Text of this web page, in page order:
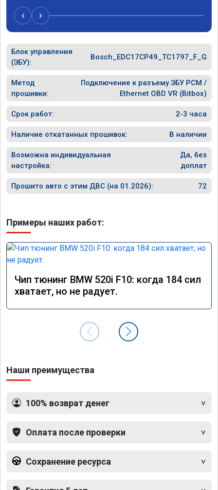
‹ ›
Блок управления
(ЭБУ):
Bosch_EDC17CP49_TC1797_F_G
Метод
прошивки:
Подключение к разъему ЭБУ PCM /
Ethernet OBD VR (Bitbox)
Срок работ: 2-3 часа
Наличие откатанных прошивок: В наличии
Возможна индивидуальная
настройка:
Да, без
доплат
Прошито авто с этим ДВС (на 01.2026): 72
Примеры наших работ:
Чип тюнинг BMW 520i F10: когда 184 сил
хватает, но не радует.
Наши преимущества
100% возврат денег
Оплата после проверки
Сохранение ресурса